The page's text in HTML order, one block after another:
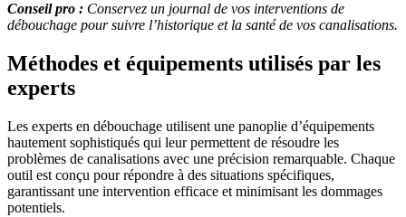
Conseil pro : Conservez un journal de vos interventions de
débouchage pour suivre l’historique et la santé de vos canalisations.
Méthodes et équipements utilisés par les
experts
Les experts en débouchage utilisent une panoplie d’équipements
hautement sophistiqués qui leur permettent de résoudre les
problèmes de canalisations avec une précision remarquable. Chaque
outil est conçu pour répondre à des situations spécifiques,
garantissant une intervention efficace et minimisant les dommages
potentiels.